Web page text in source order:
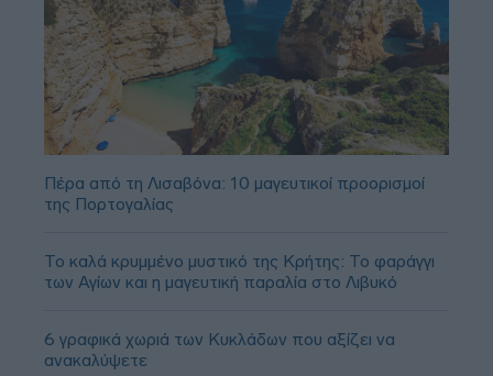
Πέρα από τη Λισαβόνα: 10 μαγευτικοί προορισμοί
της Πορτογαλίας
Το καλά κρυμμένο μυστικό της Κρήτης: Το φαράγγι
των Αγίων και η μαγευτική παραλία στο Λιβυκό
6 γραφικά χωριά των Κυκλάδων που αξίζει να
ανακαλύψετε